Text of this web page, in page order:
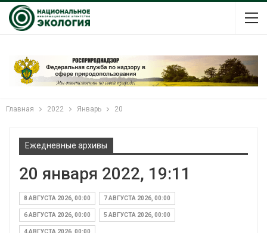
Главная 2022 Январь 20
Ежедневные архивы
20 января 2022, 19:11
8 АВГУСТА 2026, 00:00 7 АВГУСТА 2026, 00:00
6 АВГУСТА 2026, 00:00 5 АВГУСТА 2026, 00:00
4 АВГУСТА 2026, 00:00